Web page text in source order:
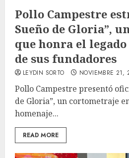
Pollo Campestre
Sueño de Gloria”,
que honra el
de sus fundadores
LEYDIN SORTO NOVIEMBRE 21,
Pollo Campestre presentó
de Gloria”, un cortometraje
homenaje...
READ MORE